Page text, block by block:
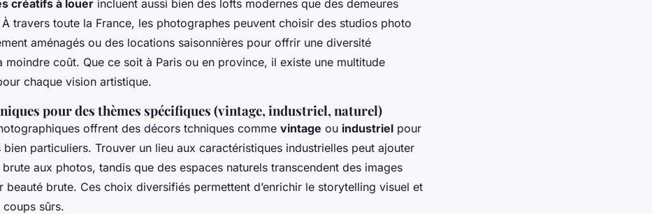
créatifs à louer incluent aussi bien des lofts modernes que des demeures
travers toute la France, les photographes peuvent choisir des studios photo
aménagés ou des locations saisonnières pour offrir une diversité
moindre coût. Que ce soit à Paris ou en province, il existe une multitude
chaque vision artistique.
pour des thèmes spécifiques (vintage, industriel, naturel)
offrent des décors tchniques comme vintage ou industriel pour
bien particuliers. Trouver un lieu aux caractéristiques industrielles peut ajouter
aux photos, tandis que des espaces naturels transcendent des images
beauté brute. Ces choix diversifiés permettent d’enrichir le storytelling visuel et
sûrs.